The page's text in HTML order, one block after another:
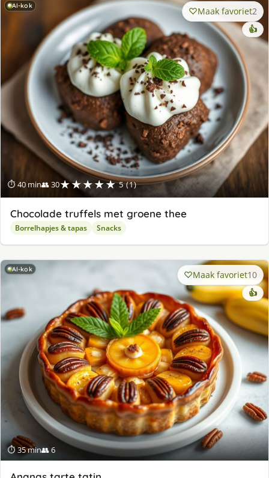
AI-kok
⏱ 40 min👥 30★★★★★ 5 (1)
Maak favoriet2
👍
Chocolade truffels met groene thee
Borrelhapjes & tapas Snacks
AI-kok
⏱ 35 min👥 6
Maak favoriet10
👍